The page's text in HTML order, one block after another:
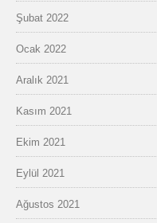
Şubat 2022
Ocak 2022
Aralık 2021
Kasım 2021
Ekim 2021
Eylül 2021
Ağustos 2021